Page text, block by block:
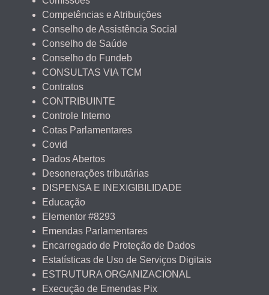
Competências e Atribuições
Conselho de Assistência Social
Conselho de Saúde
Conselho do Fundeb
CONSULTAS VIA TCM
Contratos
CONTRIBUINTE
Controle Interno
Cotas Parlamentares
Covid
Dados Abertos
Desonerações tributárias
DISPENSA E INEXIGIBILIDADE
Educação
Elementor #8293
Emendas Parlamentares
Encarregado de Proteção de Dados
Estatísticas de Uso de Serviços Digitais
ESTRUTURA ORGANIZACIONAL
Execução de Emendas Pix